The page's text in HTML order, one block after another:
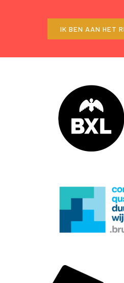
IK BEN AAN HET